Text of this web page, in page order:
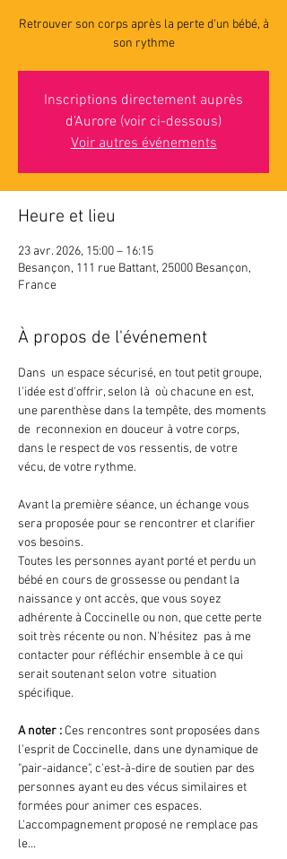
Retrouver son corps après la perte d'un bébé, à
son rythme
Inscriptions directement auprès
d'Aurore (voir ci-dessous)
Voir autres événements
Heure et lieu
23 avr. 2026, 15:00 – 16:15
Besançon, 111 rue Battant, 25000 Besançon,
France
À propos de l'événement
Dans  un espace sécurisé, en tout petit groupe,
l'idée est d'offrir, selon là  où chacune en est,
une parenthèse dans la tempête, des moments
de  reconnexion en douceur à votre corps,
dans le respect de vos ressentis, de votre
vécu, de votre rythme.
Avant la première séance, un échange vous
sera proposée pour se rencontrer et clarifier
vos besoins.
Toutes les personnes ayant porté et perdu un
bébé en cours de grossesse ou pendant la
naissance y ont accès, que vous soyez
adhérente à Coccinelle ou non, que cette perte
soit très récente ou non. N'hésitez  pas à me
contacter pour réfléchir ensemble à ce qui
serait soutenant selon votre  situation
spécifique.
A noter : Ces rencontres sont proposées dans
l'esprit de Coccinelle, dans une dynamique de
"pair-aidance", c'est-à-dire de soutien par des
personnes ayant eu des vécus similaires et
formées pour animer ces espaces.
L'accompagnement proposé ne remplace pas
le…